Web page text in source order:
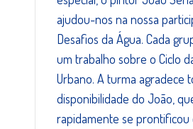
ajudou-nos na nossa
Desafios da Água. Cada
um trabalho sobre o Ciclo
Urbano. A turma agradece
disponibilidade do João,
rapidamente se prontificou